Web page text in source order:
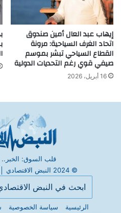
إيهاب عبد العال أمين صندوق
اتحاد الغرف السياحية: مرونة
القطاع السياحي تبشر بموسم
صيفي قوي رغم التحديات الدولية
16 أبريل، 2026
قلب السوق: الخبر..
© 2024 النبض الاقتصادي
الرئيسية سياسة الخصوصية